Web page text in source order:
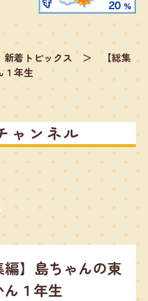
新着トピックス ＞
【総集
１年生
ャンネル
編】島ちゃんの東
１年生